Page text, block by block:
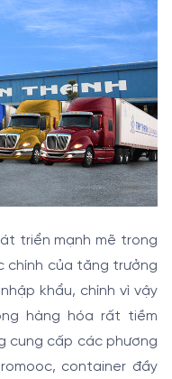
triển mạnh mẽ trong
chính của tăng trưởng
khẩu, chính vì vậy
hàng hóa rất tiềm
cung cấp các phương
container đầy